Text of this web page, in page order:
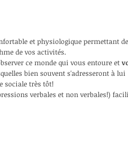
et physiologique permettant
de vos activités.
ce monde qui vous entoure et
bien souvent s'adresseront à lui
sociale très tôt!
verbales et non verbales!)